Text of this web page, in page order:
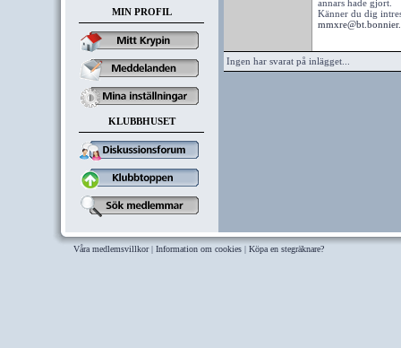
MIN PROFIL
KLUBBHUSET
annars hade gjort.
Känner du dig
Ingen har svarat på inlägget...
Våra medlemsvillkor| Information om cookies | Köpa en stegräknare?